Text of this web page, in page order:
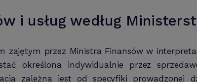
i usług według
zajętym przez Ministra Finansów w
określona indywidualnie przez
zależna jest od specyfiki prowadzonej